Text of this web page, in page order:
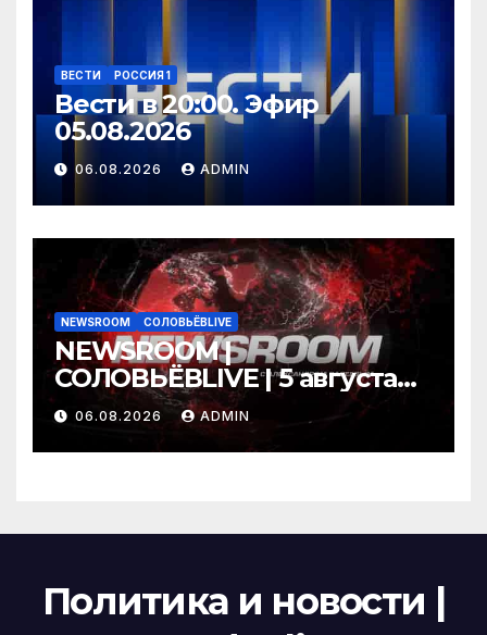
ВЕСТИ РОССИЯ 1
Вести в 20:00. Эфир
05.08.2026
06.08.2026 ADMIN
NEWSROOM СОЛОВЬЁВLIVE
NEWSROOM |
СОЛОВЬЁВLIVE | 5 августа
2026 года
06.08.2026 ADMIN
Политика и новости |